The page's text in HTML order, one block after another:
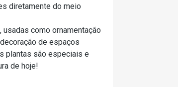
diretamente do meio
como ornamentação
de espaços
plantas são especiais e
de hoje!